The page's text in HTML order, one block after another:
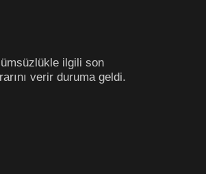
ilgili son
verir duruma geldi.